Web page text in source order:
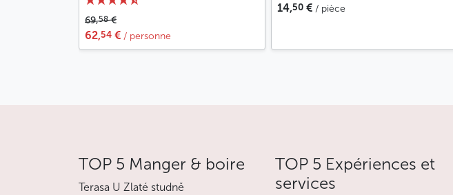
69,58€
62,54 € / personne
14,50 € / pièce
TOP 5 Manger & boire
Terasa U Zlaté studně
TOP 5 Expériences et
services